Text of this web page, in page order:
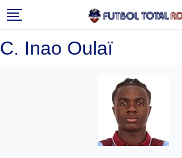
to
C. Inao Oulaï